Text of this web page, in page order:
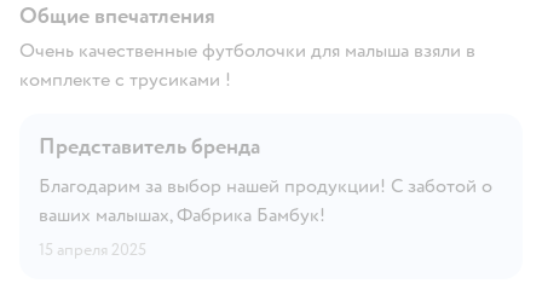
Общие впечатления
Очень качественные футболочки для малыша взяли в
комплекте с трусиками !
Представитель бренда
Благодарим за выбор нашей продукции! С заботой о
ваших малышах, Фабрика Бамбук!
15 апреля 2025